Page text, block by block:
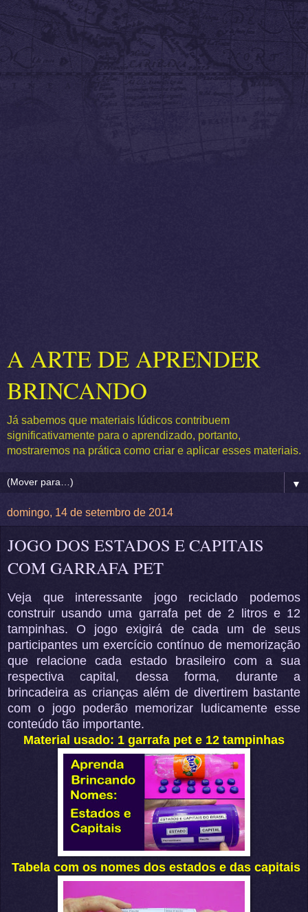
A ARTE DE APRENDER
BRINCANDO
Já sabemos que materiais lúdicos contribuem
significativamente para o aprendizado, portanto,
mostraremos na prática como criar e aplicar esses materiais.
▼
domingo, 14 de setembro de 2014
JOGO DOS ESTADOS E CAPITAIS
COM GARRAFA PET
Veja que interessante jogo reciclado podemos
construir usando uma garrafa pet de 2 litros e 12
tampinhas. O jogo exigirá de cada um de seus
participantes um exercício contínuo de memorização
que relacione cada estado brasileiro com a sua
respectiva capital, dessa forma, durante a
brincadeira as crianças além de divertirem bastante
com o jogo poderão memorizar ludicamente esse
conteúdo tão importante.
Material usado: 1 garrafa pet e 12 tampinhas
Tabela com os nomes dos estados e das capitais